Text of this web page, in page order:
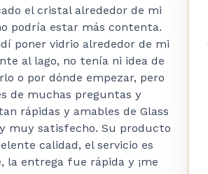
el cristal alrededor de mi
podría estar más contenta.
poner vidrio alrededor de mi
al lago, no tenía ni idea de
o por dónde empezar, pero
de muchas preguntas y
rápidas y amables de Glass
muy satisfecho. Su producto
calidad, el servicio es
la entrega fue rápida y ¡me